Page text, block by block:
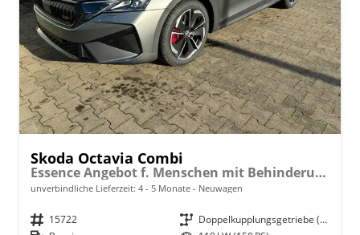
Skoda Octavia Combi
Essence Angebot f. Menschen mit Behinderung ab 50 %! 1.5 TSI Mild-Hybrid 150PS DSG/AUTOMATIK, 2-Zonen-Climatronic, Parksensoren hinten, Radio 10"/Bluetooth/DAB, Tempomat, LED-Scheinwerfer, M-Lederlenkrad, Dachreling, 8x Airbags
unverbindliche Lieferzeit: 4 - 5 Monate Neuwagen
Fahrzeugnr. 15722 Getriebe
Doppelkupplungsgetriebe (DSG)